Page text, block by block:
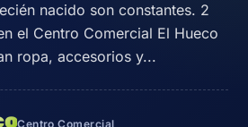
nacido son constantes. 2
el Centro Comercial El Hueco
ropa, accesorios y...
Centro Comercial